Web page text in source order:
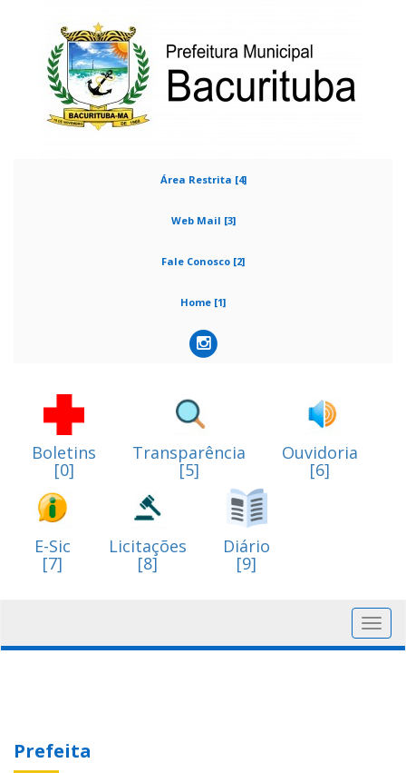
Área Restrita [4]
Web Mail [3]
Fale Conosco [2]
Home [1]
Boletins
[0]
Transparência
[5]
Ouvidoria
[6]
E-Sic
[7]
Licitações
[8]
Diário
[9]
Prefeita